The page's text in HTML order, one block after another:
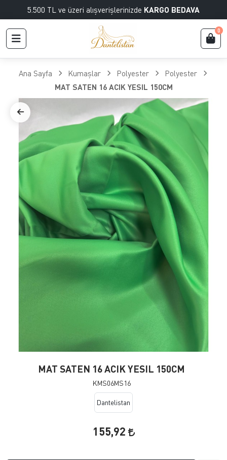
5.500 TL ve üzeri alışverişlerinizde KARGO BEDAVA
0
Ana Sayfa Kumaşlar Polyester
Polyester
MAT SATEN 16 ACIK YESIL 150CM
MAT SATEN 16 ACIK YESIL 150CM
KMS06MS16
Dantelistan
155,92